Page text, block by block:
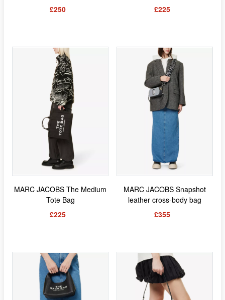
£250
£225
MARC JACOBS The Medium
Tote Bag
£225
MARC JACOBS Snapshot
leather cross-body bag
£355